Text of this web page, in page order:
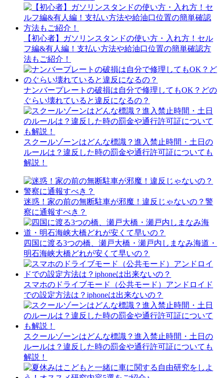
【初心者】ガソリンスタンドの使い方・入れ方！セル
フ編&有人編！支払い方法や給油口位置の簡単確認方
法もご紹介！
ナンバープレートの破損は自分で修理してもOK？どの
ぐらい壊れていると違反になるの？
スクールゾーンはどんな標識？進入禁止時間・土日の
ルールは？違反した時の罰金や通行許可証についても
解説！
迷惑！家の前の無断駐車が邪魔！違反じゃないの？警
察に通報すべき？
四国に渡る3つの橋、瀬戸大橋・瀬戸内しまなみ海道・
明石海峡大橋どれが安くて早いの？
スマホのドライブモード（公共モード）アンドロイド
での設定方法は？iphoneは出来ないの？
スクールゾーンはどんな標識？進入禁止時間・土日の
ルールは？違反した時の罰金や通行許可証についても
解説！